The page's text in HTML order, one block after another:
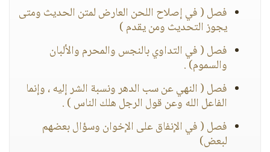
فصل ( في إصلاح اللحن العارض لمتن الحديث ومتى
يجوز التحديث ومن يقدم )
فصل ( في التداوي بالنجس والمحرم والألبان
والسموم) .
فصل ( النهي عن سب الدهر ونسبة الشر إليه ، وإنما
الفاعل الله وعن قول الرجل هلك الناس ) .
فصل ( في الإنفاق على الإخوان وسؤال بعضهم
لبعض)